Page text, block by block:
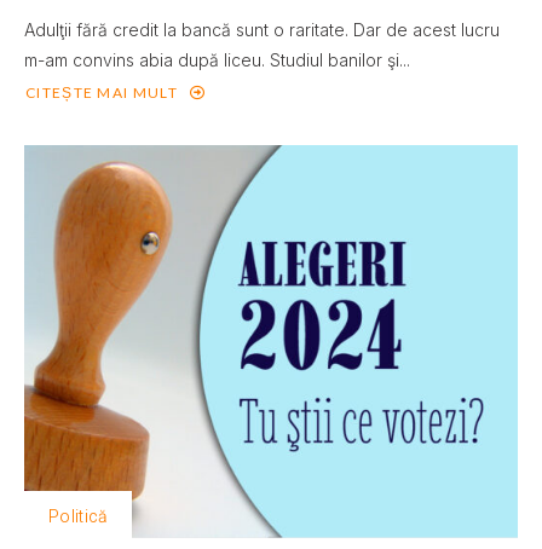
Adulţii fără credit la bancă sunt o raritate. Dar de acest lucru
m-am convins abia după liceu. Studiul banilor şi...
CITEȘTE MAI MULT
Politică